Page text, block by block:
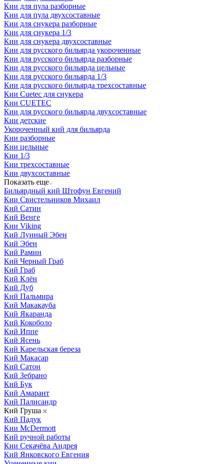
Кии для пула разборные
Кии для пула двухсоставные
Кии для снукера разборные
Кии для снукера 1/3
Кии для снукера двухсоставные
Кии для русского бильярда укороченные
Кии для русского бильярда разборные
Кии для русского бильярда цельные
Кии для русского бильярда 1/3
Кии для русского бильярда трехсоставные
Кии Сuetec для снукера
Кии CUETEC
Кии для русского бильярда двухсоставные
Кии детские
Укороченный кий для бильярда
Кии разборные
Кии цельные
Кии 1/3
Кии трехсоставные
Кии двухсоставные
Показать еще
Бильярдный кий Штофун Евгений
Кии Свистельников Михаил
Кий Сатин
Кий Венге
Кии Viking
Кий Лунный Эбен
Кий Эбен
Кий Рамин
Кий Черный Граб
Кий Граб
Кий Клён
Кий Дуб
Кий Пальмира
Кий Макакауба
Кий Якаранда
Кий Кокоболо
Кий Иппе
Кий Ясень
Кий Карельская береза
Кий Макасар
Кий Сатон
Кий Зебрано
Кий Бук
Кий Амарант
Кий Палисандр
Кий Груша
Кий Падук
Кии McDermott
Кий ручной работы
Кии Секачёва Андрея
Кий Янковского Евгения